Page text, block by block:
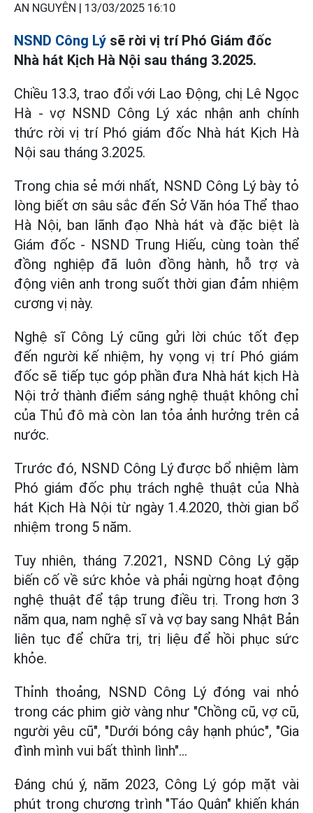
AN NGUYÊN | 13/03/2025 16:10
NSND Công Lý sẽ rời vị trí Phó Giám đốc
Nhà hát Kịch Hà Nội sau tháng 3.2025.
Chiều 13.3, trao đổi với Lao Động, chị Lê Ngọc
Hà - vợ NSND Công Lý xác nhận anh chính
thức rời vị trí Phó giám đốc Nhà hát Kịch Hà
Nội sau tháng 3.2025.
Trong chia sẻ mới nhất, NSND Công Lý bày tỏ
lòng biết ơn sâu sắc đến Sở Văn hóa Thể thao
Hà Nội, ban lãnh đạo Nhà hát và đặc biệt là
Giám đốc - NSND Trung Hiếu, cùng toàn thể
đồng nghiệp đã luôn đồng hành, hỗ trợ và
động viên anh trong suốt thời gian đảm nhiệm
cương vị này.
Nghệ sĩ Công Lý cũng gửi lời chúc tốt đẹp
đến người kế nhiệm, hy vọng vị trí Phó giám
đốc sẽ tiếp tục góp phần đưa Nhà hát kịch Hà
Nội trở thành điểm sáng nghệ thuật không chỉ
của Thủ đô mà còn lan tỏa ảnh hưởng trên cả
nước.
Trước đó, NSND Công Lý được bổ nhiệm làm
Phó giám đốc phụ trách nghệ thuật của Nhà
hát Kịch Hà Nội từ ngày 1.4.2020, thời gian bổ
nhiệm trong 5 năm.
Tuy nhiên, tháng 7.2021, NSND Công Lý gặp
biến cố về sức khỏe và phải ngừng hoạt động
nghệ thuật để tập trung điều trị. Trong hơn 3
năm qua, nam nghệ sĩ và vợ bay sang Nhật Bản
liên tục để chữa trị, trị liệu để hồi phục sức
khỏe.
Thỉnh thoảng, NSND Công Lý đóng vai nhỏ
trong các phim giờ vàng như "Chồng cũ, vợ cũ,
người yêu cũ", "Dưới bóng cây hạnh phúc", "Gia
đình mình vui bất thình lình"...
Đáng chú ý, năm 2023, Công Lý góp mặt vài
phút trong chương trình "Táo Quân" khiến khán